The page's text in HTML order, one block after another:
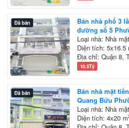
Đã bán
Bán nhà phố 3
đường số 5
Loại nhà: Nhà
Diện tích: 5x16.5
Địa chỉ: Quận 8,
10.5Tỷ
Đã bán
Bán nhà mặt
Quang Bửu
Loại nhà: Nhà
Diện tích: 4x20 m